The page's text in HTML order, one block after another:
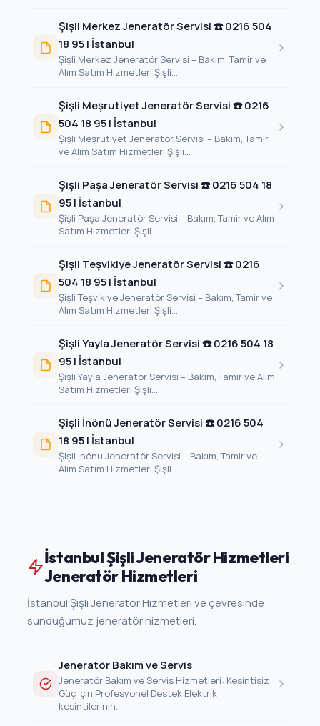
Şişli Merkez Jeneratör Servisi ☎️ 0216 504
18 95 | İstanbul
Şişli Merkez Jeneratör Servisi – Bakım, Tamir ve
Alım Satım Hizmetleri Şişli...
Şişli Meşrutiyet Jeneratör Servisi ☎️ 0216
504 18 95 | İstanbul
Şişli Meşrutiyet Jeneratör Servisi – Bakım, Tamir
ve Alım Satım Hizmetleri Şişli...
Şişli Paşa Jeneratör Servisi ☎️ 0216 504 18
95 | İstanbul
Şişli Paşa Jeneratör Servisi – Bakım, Tamir ve Alım
Satım Hizmetleri Şişli...
Şişli Teşvikiye Jeneratör Servisi ☎️ 0216
504 18 95 | İstanbul
Şişli Teşvikiye Jeneratör Servisi – Bakım, Tamir ve
Alım Satım Hizmetleri Şişli...
Şişli Yayla Jeneratör Servisi ☎️ 0216 504 18
95 | İstanbul
Şişli Yayla Jeneratör Servisi – Bakım, Tamir ve Alım
Satım Hizmetleri Şişli...
Şişli İnönü Jeneratör Servisi ☎️ 0216 504
18 95 | İstanbul
Şişli İnönü Jeneratör Servisi – Bakım, Tamir ve
Alım Satım Hizmetleri Şişli...
İstanbul Şişli Jeneratör Hizmetleri
Jeneratör Hizmetleri
İstanbul Şişli Jeneratör Hizmetleri ve çevresinde
sunduğumuz jeneratör hizmetleri.
Jeneratör Bakım ve Servis
Jeneratör Bakım ve Servis Hizmetleri: Kesintisiz
Güç İçin Profesyonel Destek Elektrik
kesintilerinin...